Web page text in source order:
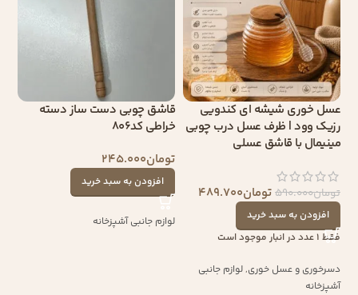
عسل خوری شیشه ای کندویی
رزیک وود | ظرف عسل درب چوبی
مینیمال با قاشق عسلی
تومان590.000تومان489.700
افزودن به سبد خرید
فقط 1 عدد در انبار موجود است
دسرخوری و عسل خوری,لوازم جانبی
آشپزخانه
قاشق چوبی دست ساز دسته
خراطی کد806
تومان245.000
افزودن به سبد خرید
لوازم جانبی آشپزخانه